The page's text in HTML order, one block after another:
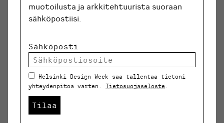
muotoilusta ja arkkitehtuurista suoraan
sähköpostiisi.
Sähköposti
Helsinki Design Week saa tallentaa tietoni
yhteydenpitoa varten. Tietosuojaseloste
Tilaa